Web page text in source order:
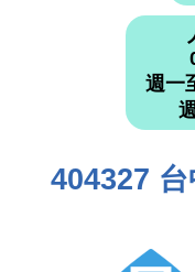
週一
404327